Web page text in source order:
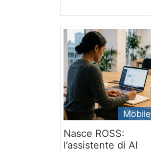
Mobile
Nasce ROSS:
l’assistente di AI